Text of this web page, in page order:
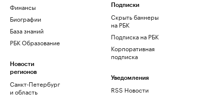
Финансы
Биографии
База знаний
РБК Образование
Новости
регионов
Санкт-Петербург
и область
Подписки
Скрыть баннеры
на РБК
Подписка на РБК
Корпоративная
подписка
Уведомления
RSS Новости